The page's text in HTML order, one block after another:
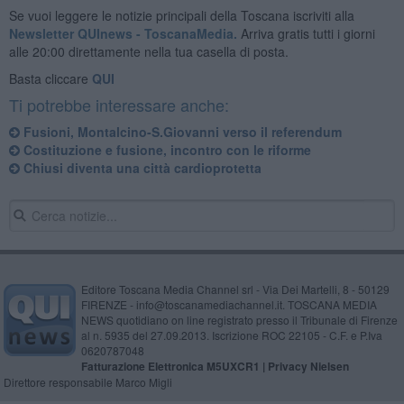
Se vuoi leggere le notizie principali della Toscana iscriviti alla
Newsletter QUInews - ToscanaMedia. Arriva gratis tutti i giorni
alle 20:00 direttamente nella tua casella di posta.
Basta cliccare QUI
Ti potrebbe interessare anche:
Fusioni, Montalcino-S.Giovanni verso il referendum
Costituzione e fusione, incontro con le riforme
Chiusi diventa una città cardioprotetta
Editore Toscana Media Channel srl - Via Dei Martelli, 8 - 50129
FIRENZE - info@toscanamediachannel.it. TOSCANA MEDIA
NEWS quotidiano on line registrato presso il Tribunale di Firenze
al n. 5935 del 27.09.2013. Iscrizione ROC 22105 - C.F. e P.Iva
0620787048
Fatturazione Elettronica M5UXCR1 | Privacy Nielsen
Direttore responsabile Marco Migli